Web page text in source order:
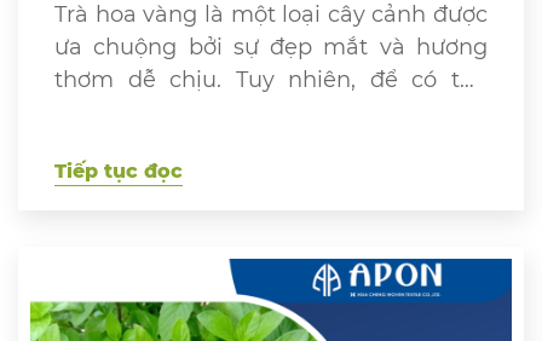
Trà hoa vàng là một loại cây cảnh được
ưa chuộng bởi sự đẹp mắt và hương
thơm dễ chịu. Tuy nhiên, để có thể
càng. Dưới đây là một số bí quyết để
Tiếp tục đọc